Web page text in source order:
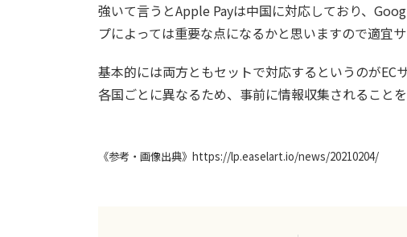
強いて言うとApple Payは中国に対応しており、
プによっては重要な点になるかと思いますので適宜
基本的には両方ともセットで対応するというのがEC
各国ごとに異なるため、事前に情報収集されることを
《参考・画像出典》https://lp.easelart.io/news/20210204/